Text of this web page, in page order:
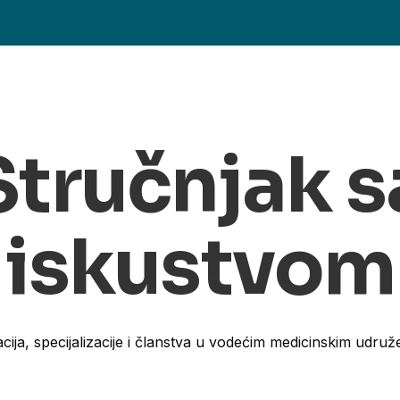
iskustvom
specijalizacije i članstva u vodećim medicinskim